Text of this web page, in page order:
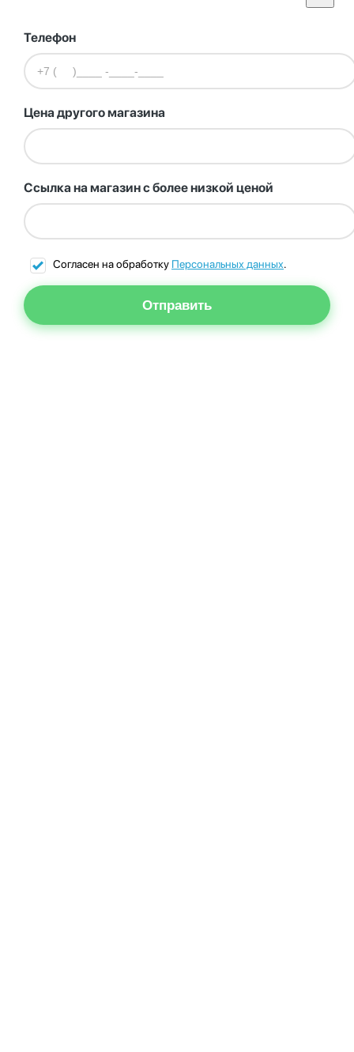
Телефон
Цена другого магазина
Ссылка на магазин с более низкой ценой
Согласен на обработку Персональных данных.
Отправить